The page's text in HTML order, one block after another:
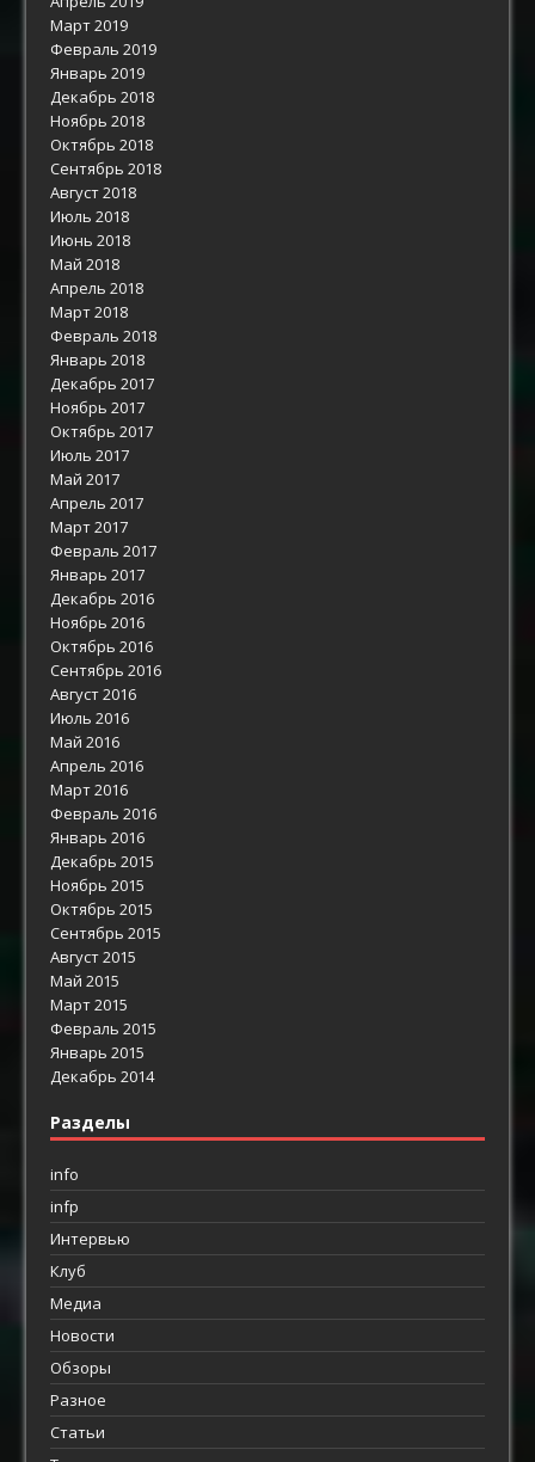
Март 2019
Февраль 2019
Январь 2019
Декабрь 2018
Ноябрь 2018
Октябрь 2018
Сентябрь 2018
Август 2018
Июль 2018
Июнь 2018
Май 2018
Апрель 2018
Март 2018
Февраль 2018
Январь 2018
Декабрь 2017
Ноябрь 2017
Октябрь 2017
Июль 2017
Май 2017
Апрель 2017
Март 2017
Февраль 2017
Январь 2017
Декабрь 2016
Ноябрь 2016
Октябрь 2016
Сентябрь 2016
Август 2016
Июль 2016
Май 2016
Апрель 2016
Март 2016
Февраль 2016
Январь 2016
Декабрь 2015
Ноябрь 2015
Октябрь 2015
Сентябрь 2015
Август 2015
Май 2015
Март 2015
Февраль 2015
Январь 2015
Декабрь 2014
Разделы
info
infp
Интервью
Клуб
Медиа
Новости
Обзоры
Разное
Статьи